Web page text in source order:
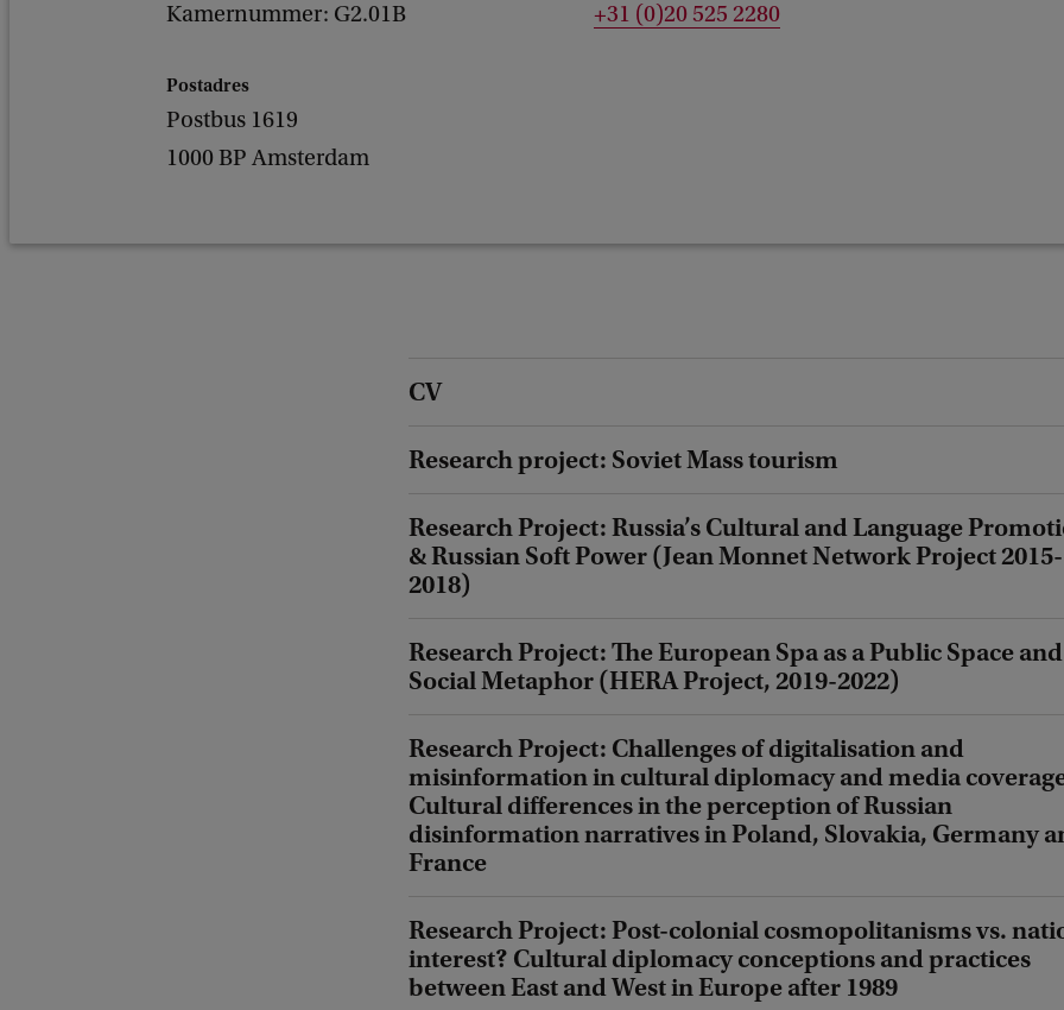
Kamernummer: G2.01B
Postadres
Postbus 1619
1000 BP Amsterdam
+31 (0)20 525 2280
CV
Research project: Soviet Mass tourism
Research Project: Russia’s Cultural and Language
& Russian Soft Power (Jean Monnet Network Project 2015-
2018)
Research Project: The European Spa as a Public Space
Social Metaphor (HERA Project, 2019-2022)
Research Project: Challenges of digitalisation and
misinformation in cultural diplomacy and media
Cultural differences in the perception of Russian
disinformation narratives in Poland, Slovakia, Germany
France
Research Project: Post-colonial cosmopolitanisms vs.
interest? Cultural diplomacy conceptions and practices
between East and West in Europe after 1989